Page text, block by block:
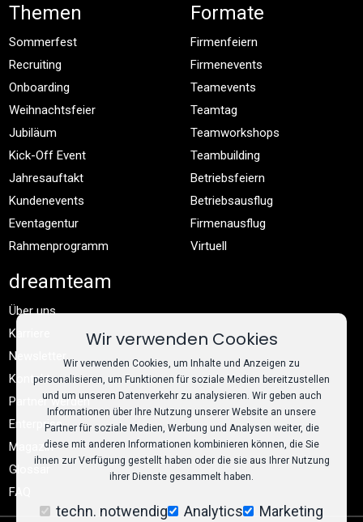
Themen
Sommerfest
Recruiting
Onboarding
Weihnachtsfeier
Jubiläum
Kick-Off Event
Jahresauftakt
Kundenevents
Eventagentur
Rahmenprogramm
Formate
Firmenfeiern
Firmenevents
Teamevents
Teamtag
Teamworkshops
Teambuilding
Betriebsfeiern
Betriebsausflug
Firmenausflug
Virtuell
dreamteam
Über uns
Karriere
Newsletter
Kontakt
Partner werden
Enterprise
Magazin
Glossar
FAQ
Wir verwenden Cookies
Wir verwenden Cookies, um Inhalte und Anzeigen zu
personalisieren, um Funktionen für soziale Medien bereitzustellen
und um unseren Datenverkehr zu analysieren. Wir geben auch
Informationen über Ihre Nutzung unserer Website an unsere
Partner für soziale Medien, Werbung und Analysen weiter, die
diese mit anderen Informationen kombinieren können, die Sie
ihnen zur Verfügung gestellt haben oder die sie aus Ihrer Nutzung
ihrer Dienste gesammelt haben.
techn. notwendig Analytics Marketing